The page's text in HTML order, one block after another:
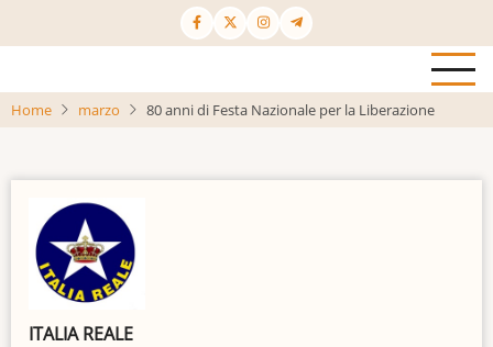
al
principale
Home marzo 80 anni di Festa Nazionale per la Liberazione
ITALIA REALE